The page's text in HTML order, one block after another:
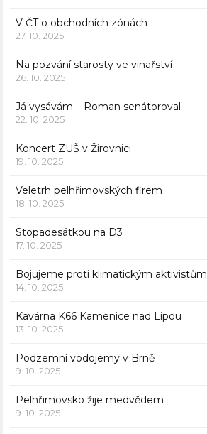
V ČT o obchodních zónách
27. 10. 2025
Na pozvání starosty ve vinařství
26. 10. 2025
Já vysávám – Roman senátoroval
22. 10. 2025
Koncert ZUŠ v Žirovnici
19. 10. 2025
Veletrh pelhřimovských firem
18. 10. 2025
Stopadesátkou na D3
17. 10. 2025
Bojujeme proti klimatickým aktivistům
14. 10. 2025
Kavárna K66 Kamenice nad Lipou
13. 10. 2025
Podzemní vodojemy v Brně
9. 10. 2025
Pelhřimovsko žije medvědem
9. 10. 2025